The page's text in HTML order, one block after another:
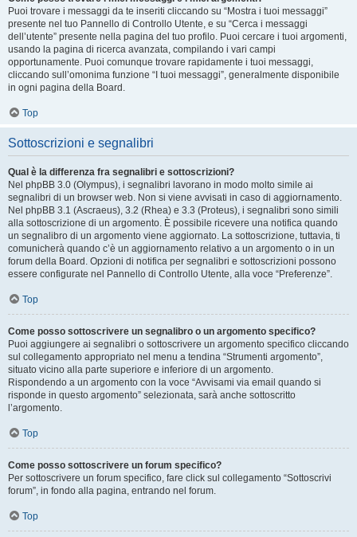
Puoi trovare i messaggi da te inseriti cliccando su “Mostra i tuoi messaggi”
presente nel tuo Pannello di Controllo Utente, e su “Cerca i messaggi
dell’utente” presente nella pagina del tuo profilo. Puoi cercare i tuoi argomenti,
usando la pagina di ricerca avanzata, compilando i vari campi
opportunamente. Puoi comunque trovare rapidamente i tuoi messaggi,
cliccando sull’omonima funzione “I tuoi messaggi”, generalmente disponibile
in ogni pagina della Board.
Top
Sottoscrizioni e segnalibri
Qual è la differenza fra segnalibri e sottoscrizioni?
Nel phpBB 3.0 (Olympus), i segnalibri lavorano in modo molto simile ai
segnalibri di un browser web. Non si viene avvisati in caso di aggiornamento.
Nel phpBB 3.1 (Ascraeus), 3.2 (Rhea) e 3.3 (Proteus), i segnalibri sono simili
alla sottoscrizione di un argomento. È possibile ricevere una notifica quando
un segnalibro di un argomento viene aggiornato. La sottoscrizione, tuttavia, ti
comunicherà quando c’è un aggiornamento relativo a un argomento o in un
forum della Board. Opzioni di notifica per segnalibri e sottoscrizioni possono
essere configurate nel Pannello di Controllo Utente, alla voce “Preferenze”.
Top
Come posso sottoscrivere un segnalibro o un argomento specifico?
Puoi aggiungere ai segnalibri o sottoscrivere un argomento specifico cliccando
sul collegamento appropriato nel menu a tendina “Strumenti argomento”,
situato vicino alla parte superiore e inferiore di un argomento.
Rispondendo a un argomento con la voce “Avvisami via email quando si
risponde in questo argomento” selezionata, sarà anche sottoscritto
l’argomento.
Top
Come posso sottoscrivere un forum specifico?
Per sottoscrivere un forum specifico, fare click sul collegamento “Sottoscrivi
forum”, in fondo alla pagina, entrando nel forum.
Top